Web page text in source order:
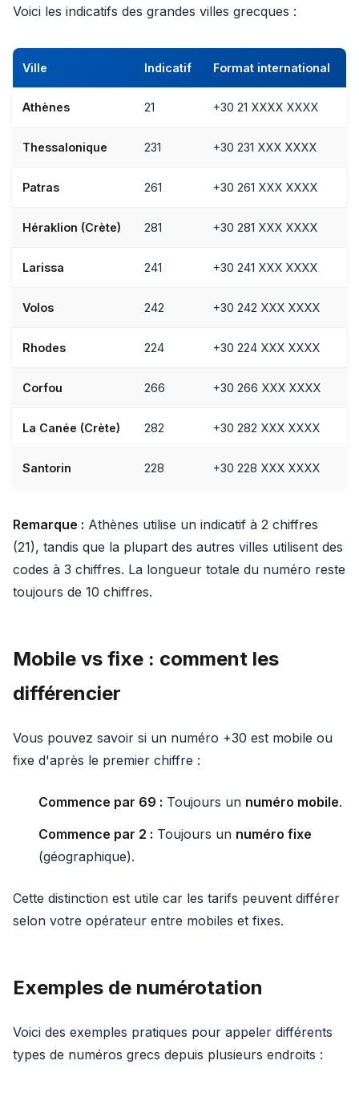
Voici les indicatifs des grandes villes grecques :
Ville Indicatif Format international
Athènes 21 +30 21 XXXX XXXX
Thessalonique 231 +30 231 XXX XXXX
Patras 261 +30 261 XXX XXXX
Héraklion (Crète) 281 +30 281 XXX XXXX
Larissa 241 +30 241 XXX XXXX
Volos 242 +30 242 XXX XXXX
Rhodes 224 +30 224 XXX XXXX
Corfou 266 +30 266 XXX XXXX
La Canée (Crète) 282 +30 282 XXX XXXX
Santorin 228 +30 228 XXX XXXX
Remarque : Athènes utilise un indicatif à 2 chiffres
(21), tandis que la plupart des autres villes utilisent des
codes à 3 chiffres. La longueur totale du numéro reste
toujours de 10 chiffres.
Mobile vs fixe : comment les
différencier
Vous pouvez savoir si un numéro +30 est mobile ou
fixe d'après le premier chiffre :
Commence par 69 : Toujours un numéro mobile.
Commence par 2 : Toujours un numéro fixe
(géographique).
Cette distinction est utile car les tarifs peuvent différer
selon votre opérateur entre mobiles et fixes.
Exemples de numérotation
Voici des exemples pratiques pour appeler différents
types de numéros grecs depuis plusieurs endroits :